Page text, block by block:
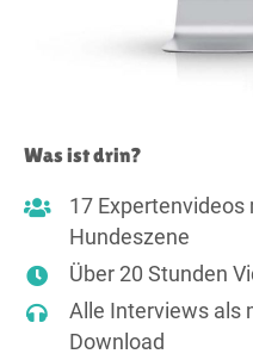
Was ist drin?
17 Expertenvideos
Hundeszene
Über 20 Stunden
Alle Interviews als
Download